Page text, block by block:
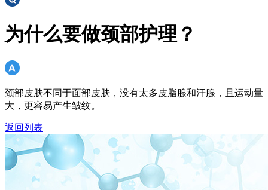
为什么要做颈部护理？
颈部皮肤不同于面部皮肤，没有太多皮脂腺和汗腺，且运动量
大，更容易产生皱纹。
返回列表